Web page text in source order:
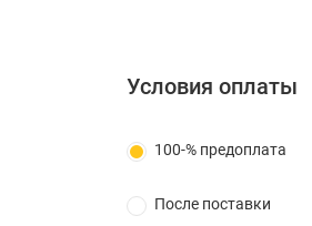
Условия оплаты
100-% предоплата
После поставки